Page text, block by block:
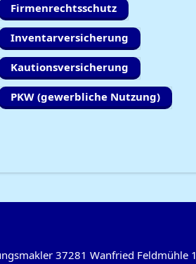
Firmenrechtsschutz
Inventarversicherung
Kautionsversicherung
PKW (gewerbliche Nutzung)
37281 Wanfried Feldmühle 1